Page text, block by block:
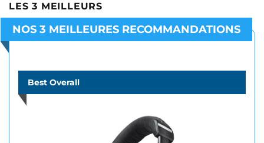
LES 3 MEILLEURS
NOS 3 MEILLEURES RECOMMANDATIONS
Best Overall